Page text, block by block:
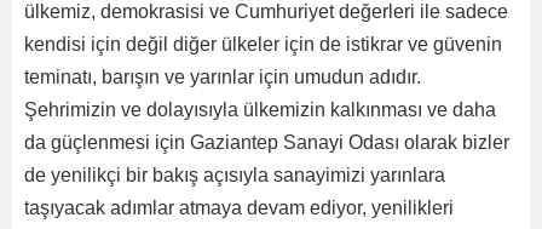
ülkemiz, demokrasisi ve Cumhuriyet değerleri ile sadece
kendisi için değil diğer ülkeler için de istikrar ve güvenin
teminatı, barışın ve yarınlar için umudun adıdır.
Şehrimizin ve dolayısıyla ülkemizin kalkınması ve daha
da güçlenmesi için Gaziantep Sanayi Odası olarak bizler
de yenilikçi bir bakış açısıyla sanayimizi yarınlara
taşıyacak adımlar atmaya devam ediyor, yenilikleri